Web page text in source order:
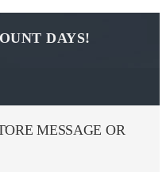
DAYS!
MESSAGE OR